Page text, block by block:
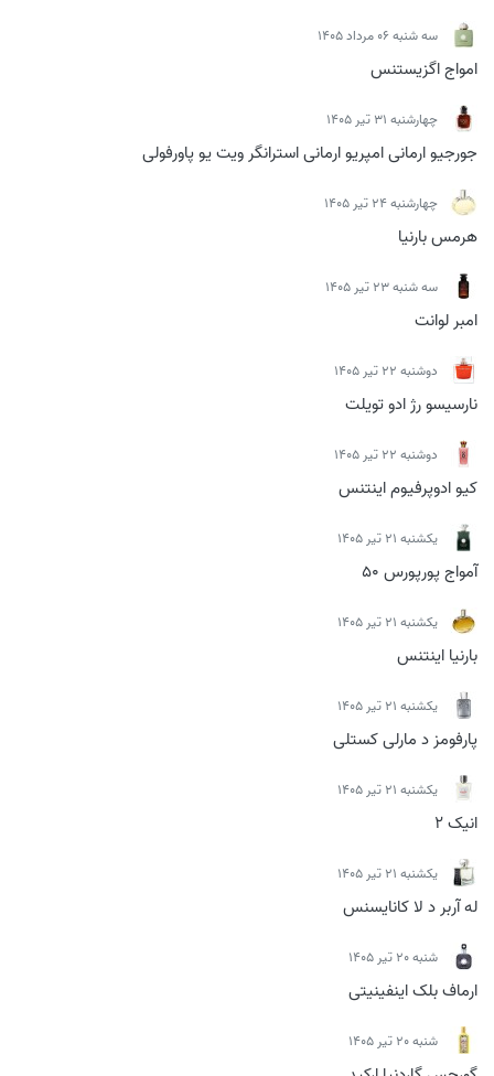
سه شنبه 06 مرداد 1405
امواج اگزیستنس
چهارشنبه 31 تیر 1405
جورجیو ارمانی امپریو ارمانی استرانگر ویت یو پاورفولی
چهارشنبه 24 تیر 1405
هرمس بارنیا
سه شنبه 23 تیر 1405
امبر لوانت
دوشنبه 22 تیر 1405
نارسیسو رژ ادو تویلت
دوشنبه 22 تیر 1405
کیو ادوپرفیوم اینتنس
يكشنبه 21 تیر 1405
آمواج پورپورس 50
يكشنبه 21 تیر 1405
بارنیا اینتنس
يكشنبه 21 تیر 1405
پارفومز د مارلی کستلی
يكشنبه 21 تیر 1405
انیک 2
يكشنبه 21 تیر 1405
له آربر د لا کانایسنس
شنبه 20 تیر 1405
ارماف بلک اینفینیتی
شنبه 20 تیر 1405